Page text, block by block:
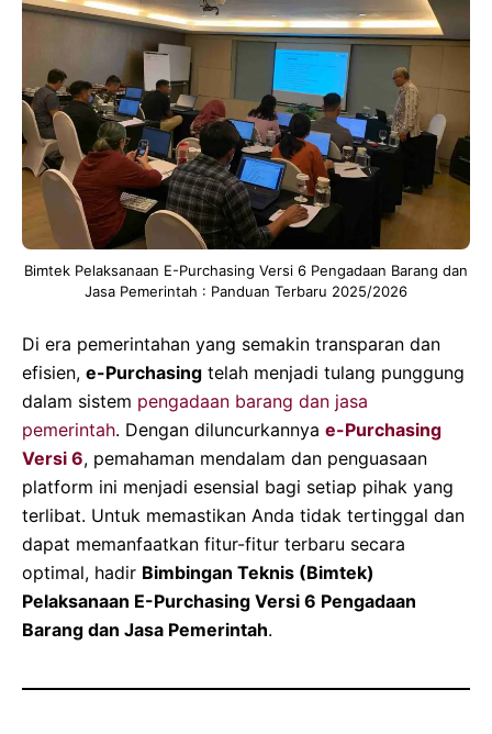
Bimtek Pelaksanaan E-Purchasing Versi 6 Pengadaan Barang dan
Jasa Pemerintah : Panduan Terbaru 2025/2026
Di era pemerintahan yang semakin transparan dan
efisien, e-Purchasing telah menjadi tulang punggung
dalam sistem pengadaan barang dan jasa
pemerintah. Dengan diluncurkannya e-Purchasing
Versi 6, pemahaman mendalam dan penguasaan
platform ini menjadi esensial bagi setiap pihak yang
terlibat. Untuk memastikan Anda tidak tertinggal dan
dapat memanfaatkan fitur-fitur terbaru secara
optimal, hadir Bimbingan Teknis (Bimtek)
Pelaksanaan E-Purchasing Versi 6 Pengadaan
Barang dan Jasa Pemerintah.